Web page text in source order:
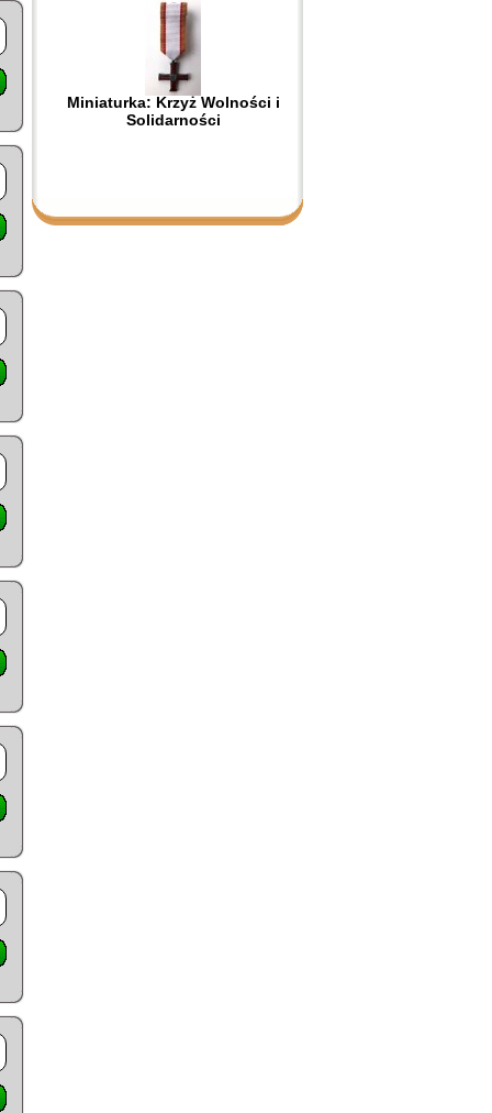
Miniaturka: Krzyż Wolności i
Solidarności